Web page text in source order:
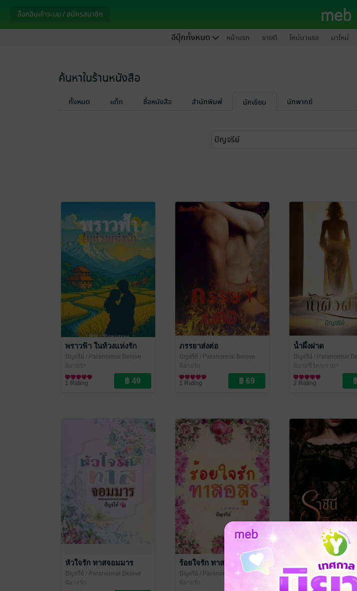
ล็อกอินเข้าระบบ / สมัครสมาชิก
อีบุ๊กทั้งหมด หน้าแรก ขายดี ใหม่มาแรง มาใหม่
ค้นหาในร้านหนังสือ
ทั้งหมด แท็ก ชื่อหนังสือ สำนักพิมพ์ นักเขียน
นักพากย์
พราวฟ้า ในห้วงแห่งรัก
ปัญจรีย์ / Paranormal Belove
นิยายรัก
1 Rating
ภรรยาส่งต่อ
ปัญจรีย์ / Paranormal Belove
นิยายรัก
1 Rating
น้ำผึ้งฝาด
ปัญจรีย์ / Paranormal
นิยายชีวิต/ดรามา
2 Rating
หัวใจรัก ทาสจอมมาร
ปัญจรีย์ / Paranormal Belove
นิยายรัก
ร้อยใจรัก ทาสอสูร
ปัญจรีย์ / Paranormal Belove
นิยายรัก
ราชินีติดชาร์ต
ปัญจรีย์
นิยายโรมานซ์